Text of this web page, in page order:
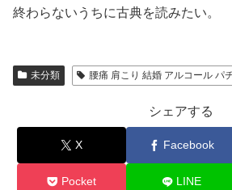
終わらないうちに古典を読みたい。
未分類 腰痛 肩こり 結婚 アルコール パ
シェアする
X Facebook
Pocket LINE